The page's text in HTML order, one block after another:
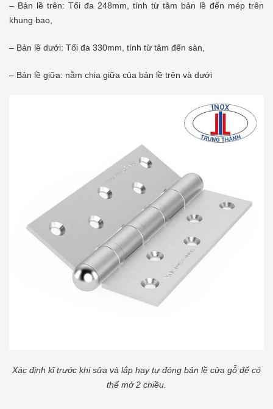
– Bản lề trên: Tối đa 248mm, tính từ tâm bản lề đến mép trên
khung bao,
– Bản lề dưới: Tối đa 330mm, tính từ tâm đến sàn,
– Bản lề giữa: nằm chia giữa của bản lề trên và dưới
Xác định kĩ trước khi sửa và lắp hay tự đóng bản lề cửa gỗ để có
thể mở 2 chiều.